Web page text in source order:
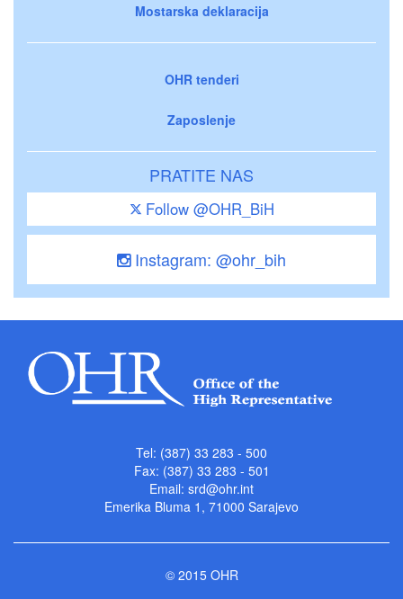
Mostarska deklaracija
OHR tenderi
Zaposlenje
PRATITE NAS
Follow @OHR_BiH
Instagram: @ohr_bih
Tel: (387) 33 283 - 500
Fax: (387) 33 283 - 501
Email: srd@ohr.int
Emerika Bluma 1, 71000 Sarajevo
© 2015 OHR